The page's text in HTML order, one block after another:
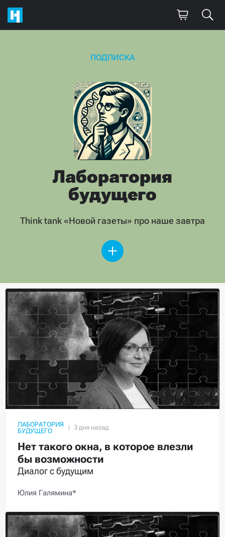
ПОДПИСКА
Лаборатория
будущего
Think tank «Новой газеты» про наше завтра
ЛАБОРАТОРИЯ
БУДУЩЕГО
Нет такого окна, в которое влезли
бы возможности
Диалог с будущим
Юлия Галямина*